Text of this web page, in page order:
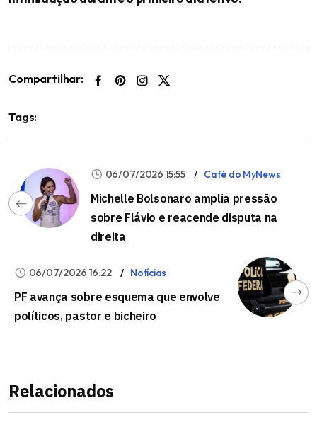
Compartilhar:
Tags:
06/07/2026 15:55 Café do MyNews
Michelle Bolsonaro amplia pressão
sobre Flávio e reacende disputa na
direita
06/07/2026 16:22 Notícias
PF avança sobre esquema que envolve
políticos, pastor e bicheiro
Relacionados